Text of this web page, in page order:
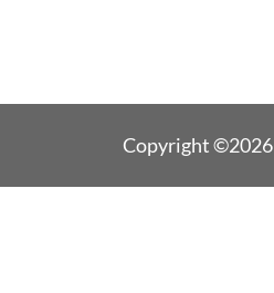
Copyright ©2026